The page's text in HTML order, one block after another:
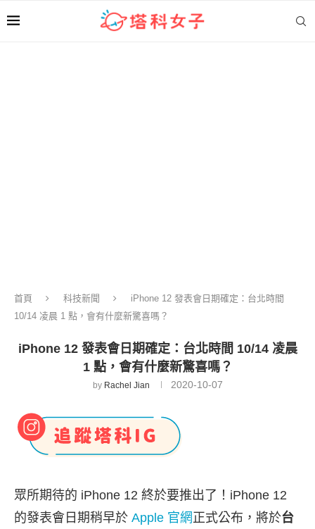
首頁 科技新聞
iPhone 12 發表會日期確定：台北時間
10/14 凌晨 1 點，會有什麼新驚喜嗎？
iPhone 12 發表會日期確定：台北時間 10/14 凌晨
1 點，會有什麼新驚喜嗎？
by Rachel Jian 2020-10-07
眾所期待的 iPhone 12 終於要推出了！iPhone 12
的發表會日期稍早於 Apple 官網正式公布，將於台